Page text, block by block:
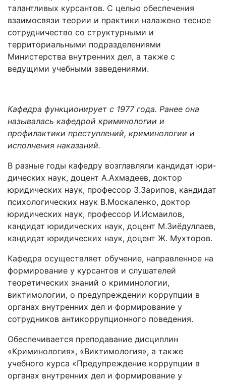
талантливых курсантов. С целью обеспечения
взаимосвязи теории и практики налажено тесное
сотрудничество со структурными и
территориальными подразделениями
Министерства внутренних дел, а также с
ведущими учебными заведениями.
Кафедра функционирует с 1977 года. Ранее она
называлась кафедрой криминологии и
профилактики преступлений, кри­минологии и
исполнения наказаний.
В разные годы кафедру возглавляли кандидат юри­
дических наук, доцент А.Ахмадеев, доктор
юридических наук, профессор З.Зарипов, кандидат
психологических наук В.Москаленко, доктор
юридических наук, профессор И.Исмаилов,
кандидат юридических наук, доцент М.Зиё­дуллаев,
кандидат юридических наук, доцент Ж. Мухторов.
Кафедра осуществляет обучение, направленное на
фор­мирование у курсантов и слушателей
теоретических знаний о криминологии,
виктимологии, о предупреждении кор­рупции в
органах внутренних дел и формирование у
сотрудников антикоррупционного поведения.
Обеспечивается преподавание дисциплин
«Кримино­логия», «Виктимология», а также
учебного курса «Преду­преждение коррупции в
органах внутренних дел и форми­рование у